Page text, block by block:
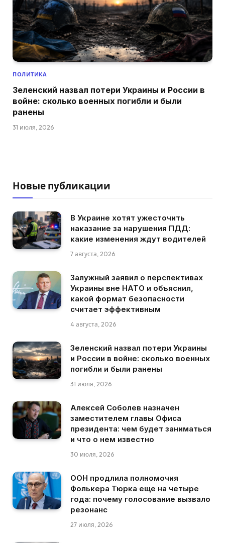
ПОЛИТИКА
Зеленский назвал потери Украины и России в
войне: сколько военных погибли и были
ранены
31 июля, 2026
Новые публикации
В Украине хотят ужесточить
наказание за нарушения ПДД:
какие изменения ждут водителей
7 августа, 2026
Залужный заявил о перспективах
Украины вне НАТО и объяснил,
какой формат безопасности
считает эффективным
4 августа, 2026
Зеленский назвал потери Украины
и России в войне: сколько военных
погибли и были ранены
31 июля, 2026
Алексей Соболев назначен
заместителем главы Офиса
президента: чем будет заниматься
и что о нем известно
30 июля, 2026
ООН продлила полномочия
Фолькера Тюрка еще на четыре
года: почему голосование вызвало
резонанс
27 июля, 2026